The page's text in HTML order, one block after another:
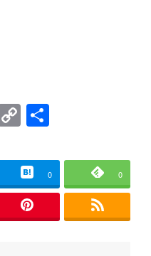
C
o
p
y
Li
n
共
0 0